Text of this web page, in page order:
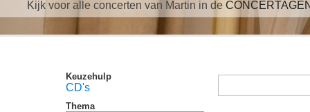
Kijk voor alle concerten van Martin in de
Keuzehulp
CD's
Thema